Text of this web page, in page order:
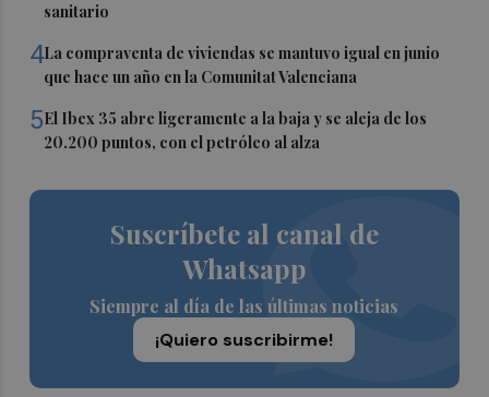
sanitario
4La compraventa de viviendas se mantuvo igual en junio
que hace un año en la Comunitat Valenciana
5El Ibex 35 abre ligeramente a la baja y se aleja de los
20.200 puntos, con el petróleo al alza
Suscríbete al canal de
Whatsapp
Siempre al día de las últimas noticias
¡Quiero suscribirme!